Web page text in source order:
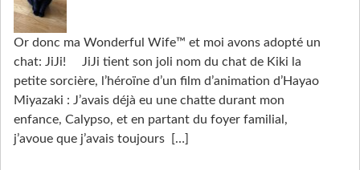
Or donc ma Wonderful Wife™ et moi avons adopté un
chat: JiJi! JiJi tient son joli nom du chat de Kiki la
petite sorcière, l’héroïne d’un film d’animation d’Hayao
Miyazaki : J’avais déjà eu une chatte durant mon
enfance, Calypso, et en partant du foyer familial,
j’avoue que j’avais toujours
[…]